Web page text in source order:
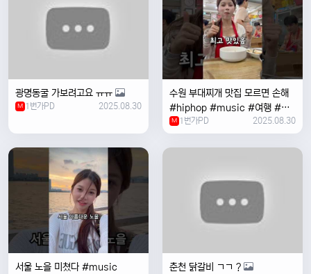
광명동굴 가보려고요 ㅠㅠ
M 1번가PD 2025.08.30
수원 부대찌개 맛집 모르면 손해
#hiphop #music #여행 #맛
집 #수원 #한국여행 #베트남여
자 #혼자여행
M 1번가PD 2025.08.30
서울 노을 미쳤다 #music 춘천 닭갈비 ㄱㄱ ?